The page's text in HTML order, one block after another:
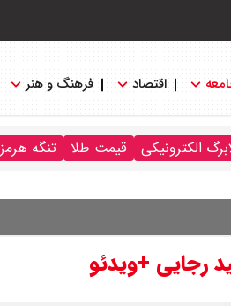
اقتصاد فرهنگ و هنر
الکترونیکی قیمت طلا تنگه هرمز
رجایی +ویدئو